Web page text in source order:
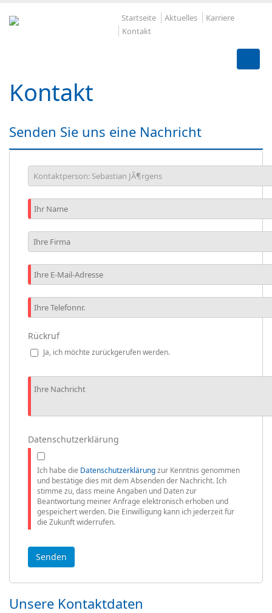
Startseite Aktuelles
Karriere
Kontakt
Kontakt
Senden Sie uns eine Nachricht
Rückruf
Ja, ich möchte zurückgerufen werden.
Datenschutzerklärung
Ich habe die Datenschutzerklärungzur Kenntnis genommen
und bestätige dies mit dem Absenden der Nachricht. Ich
stimme zu, dass meine Angaben und Daten zur
Beantwortung meiner Anfrage elektronisch erhoben und
gespeichert werden. Die Einwilligung kann ich jederzeit für
die Zukunft widerrufen.
Unsere Kontaktdaten